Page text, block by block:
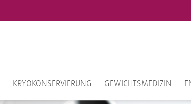
KRYOKONSERVIERUNG GEWICHTSMEDIZIN